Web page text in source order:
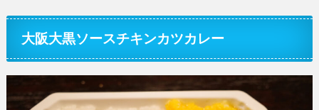
大阪大黒ソースチキンカツカレー